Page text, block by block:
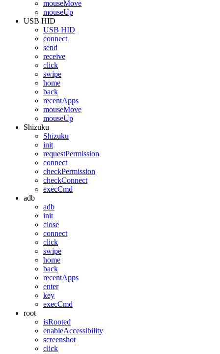
mouseMove
mouseUp
USB HID
USB HID
connect
send
receive
click
swipe
home
back
recentApps
mouseMove
mouseUp
Shizuku
Shizuku
init
requestPermission
connect
checkPermission
checkConnect
execCmd
adb
adb
init
close
connect
click
swipe
home
back
recentApps
enter
key
execCmd
root
isRooted
enableAccessibility
screenshot
click